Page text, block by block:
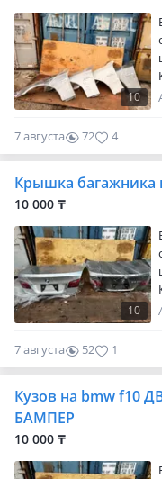
10
7 августа 72 4
Крышка багажника
10 000 ₸
10
7 августа 52 1
Кузов на bmw f10
БАМПЕР
10 000 ₸